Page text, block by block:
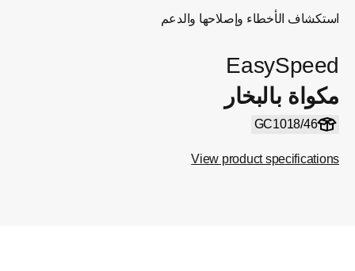
استكشاف الأخطاء وإصلاحها والدعم
EasySpeed
مكواة بالبخار
GC1018/46
View product specifications